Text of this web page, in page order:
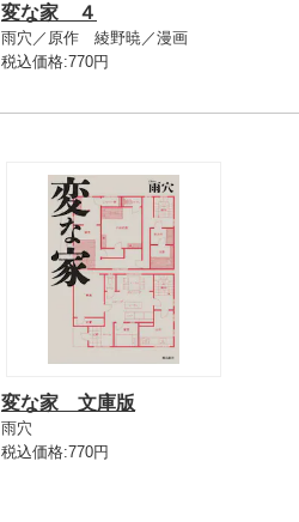
変な家 ４
雨穴／原作 綾野暁／漫画
税込価格:770円
変な家 文庫版
雨穴
税込価格:770円